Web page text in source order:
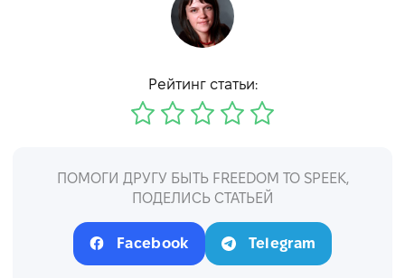
Рейтинг статьи:
ПОМОГИ ДРУГУ БЫТЬ FREEDOM TO SPEEK,
ПОДЕЛИСЬ СТАТЬЕЙ
Facebook Telegram